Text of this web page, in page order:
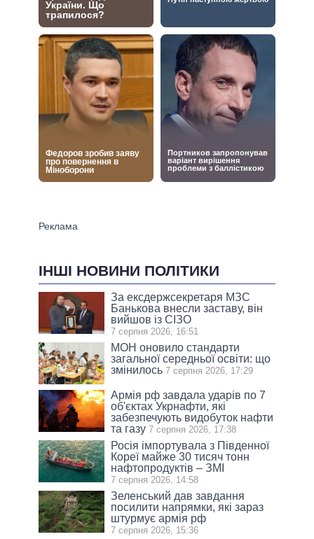
ІНШІ НОВИНИ ПОЛІТИКИ
За ексдержсекретаря МЗС
Банькова внесли заставу, він
вийшов із СІЗО
7 серпня 2026, 16:51
МОН оновило стандарти
загальної середньої освіти: що
змінилось 7 серпня 2026, 17:29
Армія рф завдала ударів по 7
об'єктах Укрнафти, які
забезпечують видобуток нафти
та газу 7 серпня 2026, 17:38
Росія імпортувала з Південної
Кореї майже 30 тисяч тонн
нафтопродуктів – ЗМІ
7 серпня 2026, 14:58
Зеленський дав завдання
посилити напрямки, які зараз
штурмує армія рф
7 серпня 2026, 15:36